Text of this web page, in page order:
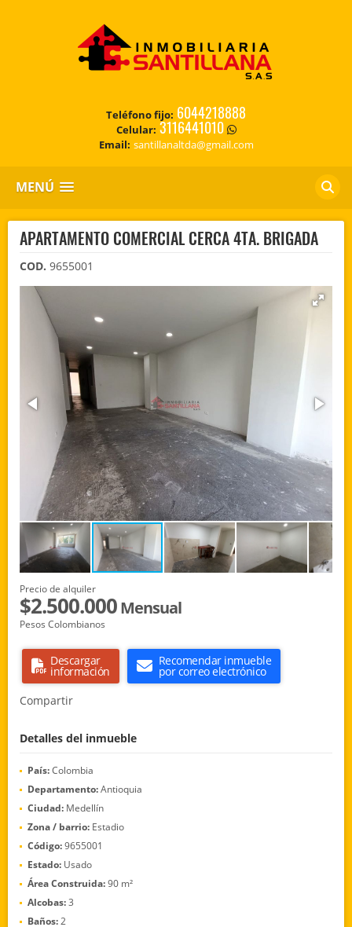
Teléfono fijo: 6044218888
Celular: 3116441010
Email: santillanaltda@gmail.com
MENÚ
APARTAMENTO COMERCIAL CERCA 4TA. BRIGADA
COD. 9655001
Precio de alquiler
$2.500.000Mensual
Pesos Colombianos
Descargar
información
Recomendar inmueble
por correo electrónico
Compartir
Detalles del inmueble
País:Colombia
Departamento:Antioquia
Ciudad: Medellín
Zona / barrio: Estadio
Código:9655001
Estado: Usado
Área Construida:90 m²
Alcobas:3
Baños:2